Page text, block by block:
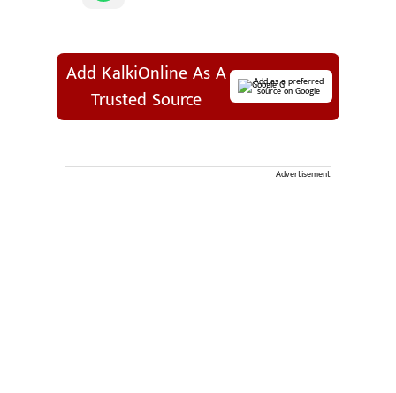
Add KalkiOnline As A
Trusted Source
Add as a preferred
source on Google
Advertisement